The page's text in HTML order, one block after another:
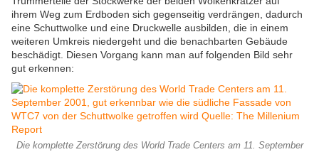
ihrem Weg zum Erdboden sich gegenseitig verdrängen, dadurch
eine Schuttwolke und eine Druckwelle ausbilden, die in einem
weiteren Umkreis niedergeht und die benachbarten Gebäude
beschädigt. Diesen Vorgang kann man auf folgenden Bild sehr
gut erkennen:
Die komplette Zerstörung des World Trade Centers am 11. September